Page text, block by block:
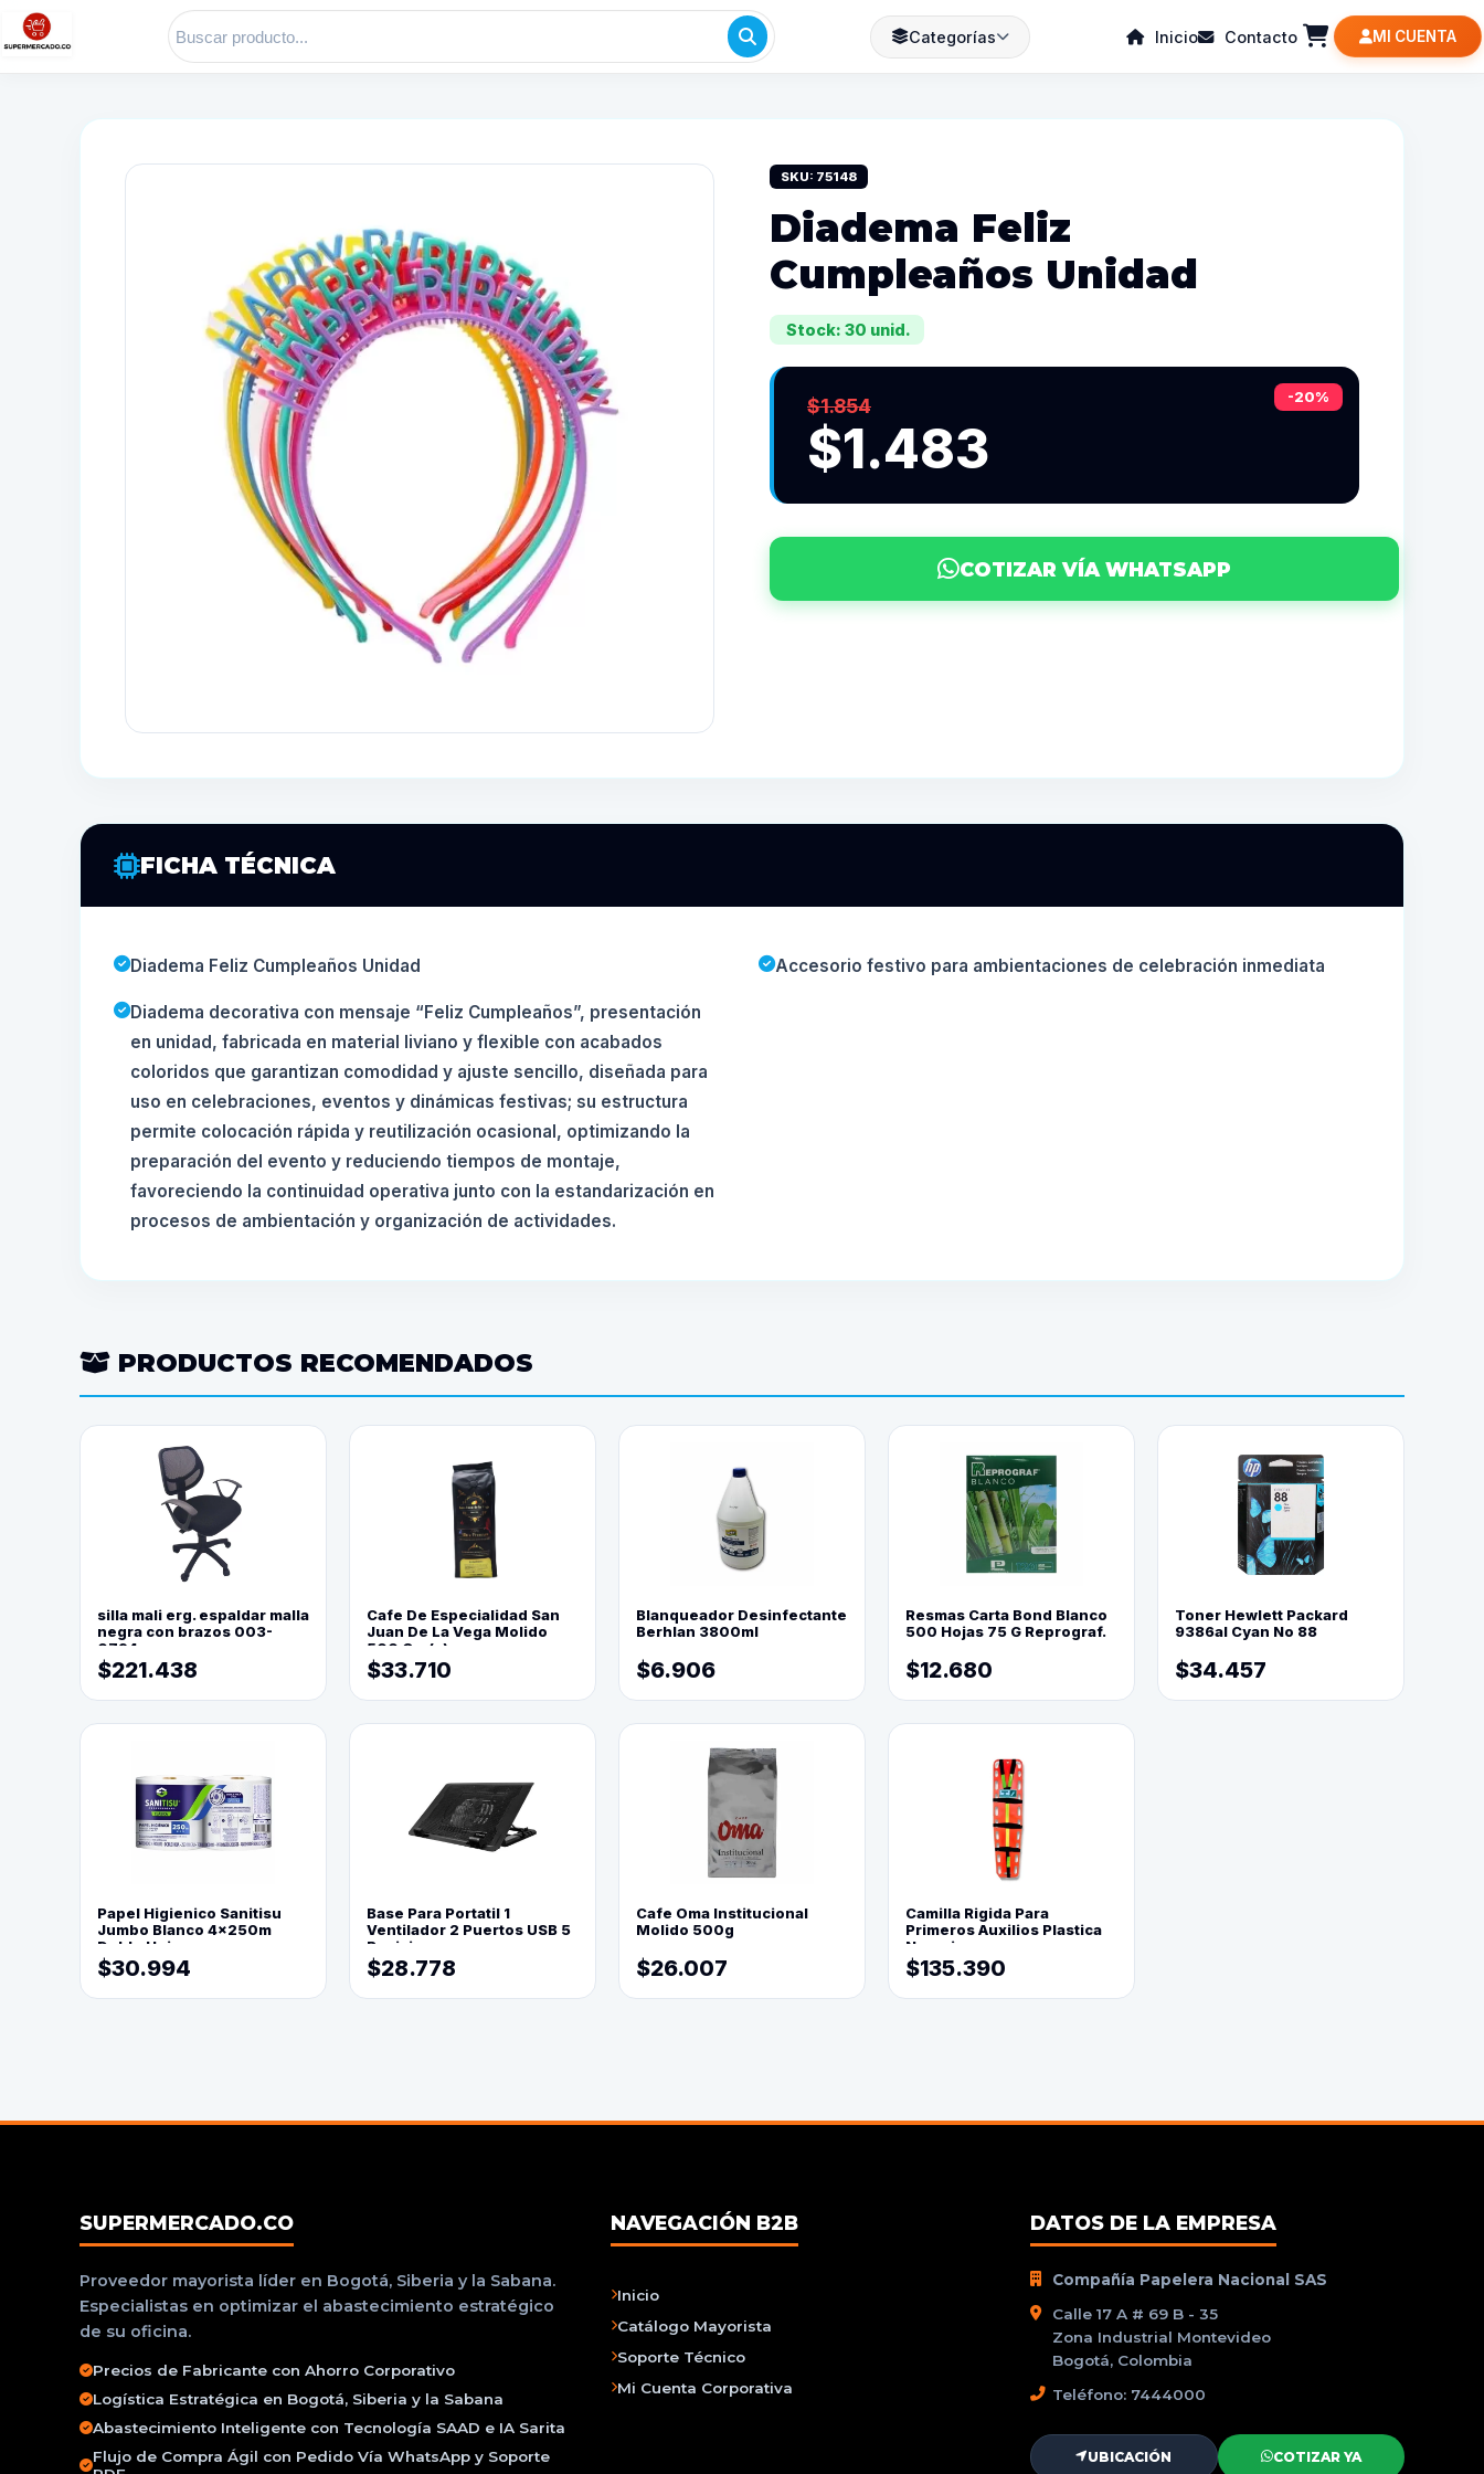
Categorías Inicio Contacto MI CUENTA
SKU: 75148
Diadema Feliz
Cumpleaños Unidad
Stock: 30 unid.
-20%
$1.854
$1.483
COTIZAR VÍA WHATSAPP
FICHA TÉCNICA
Diadema Feliz Cumpleaños Unidad Accesorio festivo para ambientaciones de celebración inmediata
Diadema decorativa con mensaje “Feliz Cumpleaños”, presentación
en unidad, fabricada en material liviano y flexible con acabados
coloridos que garantizan comodidad y ajuste sencillo, diseñada para
uso en celebraciones, eventos y dinámicas festivas; su estructura
permite colocación rápida y reutilización ocasional, optimizando la
preparación del evento y reduciendo tiempos de montaje,
favoreciendo la continuidad operativa junto con la estandarización en
procesos de ambientación y organización de actividades.
PRODUCTOS RECOMENDADOS
silla mali erg. espaldar malla
negra con brazos 003-
0794
$221.438
Cafe De Especialidad San
Juan De La Vega Molido
500 Grs(=)
$33.710
Blanqueador Desinfectante
Berhlan 3800ml
$6.906
Resmas Carta Bond Blanco
500 Hojas 75 G Reprograf.
$12.680
Toner Hewlett Packard
9386al Cyan No 88
$34.457
Papel Higienico Sanitisu
Jumbo Blanco 4x250m
Doble Hoja
$30.994
Base Para Portatil 1
Ventilador 2 Puertos USB 5
Posiciones
$28.778
Cafe Oma Institucional
Molido 500g
$26.007
Camilla Rigida Para
Primeros Auxilios Plastica
Naranja
$135.390
SUPERMERCADO.CO
Proveedor mayorista líder en Bogotá, Siberia y la Sabana.
Especialistas en optimizar el abastecimiento estratégico
de su oficina.
Precios de Fabricante con Ahorro Corporativo
Logística Estratégica en Bogotá, Siberia y la Sabana
Abastecimiento Inteligente con Tecnología SAAD e IA Sarita
Flujo de Compra Ágil con Pedido Vía WhatsApp y Soporte
NAVEGACIÓN B2B
Inicio
Catálogo Mayorista
Soporte Técnico
Mi Cuenta Corporativa
DATOS DE LA EMPRESA
Compañía Papelera Nacional SAS
Calle 17 A # 69 B - 35
Zona Industrial Montevideo
Bogotá, Colombia
Teléfono: 7444000
UBICACIÓN COTIZAR YA